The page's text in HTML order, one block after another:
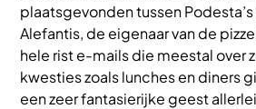
plaatsgevonden tussen
Alefantis, de eigenaar van de
hele rist e-mails die meestal over
kwesties zoals lunches en diners
een zeer fantasierijke geest